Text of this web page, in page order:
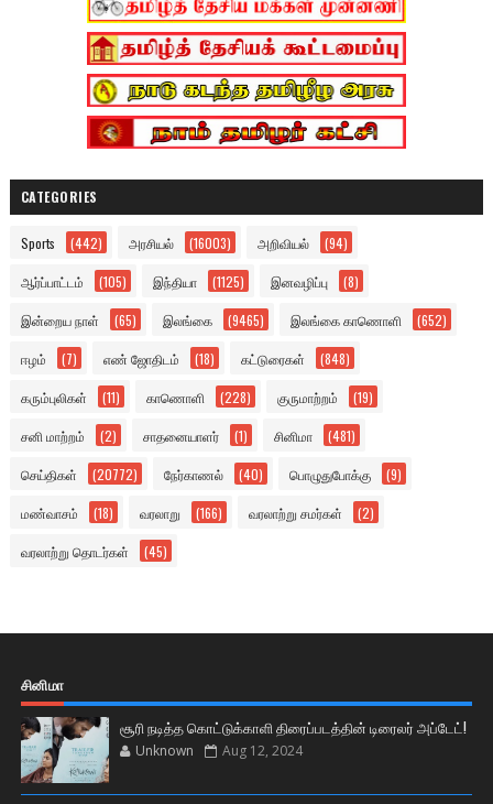
CATEGORIES
Sports (442) அரசியல் (16003) அறிவியல் (94)
ஆர்ப்பாட்டம் (105) இந்தியா (1125) இனவழிப்பு (8)
இன்றைய நாள் (65) இலங்கை (9465) இலங்கை காணொளி (652)
ஈழம் (7) எண் ஜோதிடம் (18) கட்டுரைகள் (848)
கரும்புலிகள் (11) காணொளி (228) குருமாற்றம் (19)
சனி மாற்றம் (2) சாதனையாளர் (1) சினிமா (481)
செய்திகள் (20772) நேர்காணல் (40) பொழுதுபோக்கு (9)
மண்வாசம் (18) வரலாறு (166) வரலாற்று சமர்கள் (2)
வரலாற்று தொடர்கள் (45)
சினிமா
சூரி நடித்த கொட்டுக்காளி திரைப்படத்தின் டிரைலர் அப்டேட்!
Unknown Aug 12, 2024